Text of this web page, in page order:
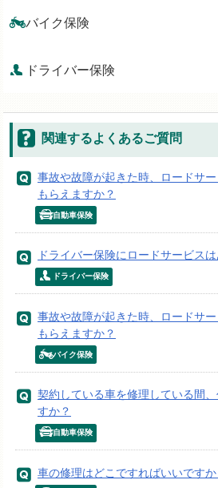
バイク保険
ドライバー保険
関連するよくあるご質問
事故や故障が起きた時、ロードサ
もらえますか？
自動車保険
ドライバー保険にロードサービス
ドライバー保険
事故や故障が起きた時、ロードサ
もらえますか？
バイク保険
契約している車を修理している間
すか？
自動車保険
車の修理はどこですればいいですか